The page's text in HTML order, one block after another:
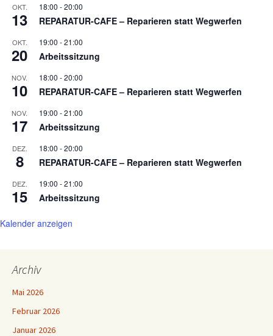
OKT.
13
18:00 -20:00
REPARATUR-CAFE – Reparieren statt Wegwerfen
OKT.
20
19:00 -21:00
Arbeitssitzung
NOV.
10
18:00 -20:00
REPARATUR-CAFE – Reparieren statt Wegwerfen
NOV.
17
19:00 -21:00
Arbeitssitzung
DEZ.
8
18:00 -20:00
REPARATUR-CAFE – Reparieren statt Wegwerfen
DEZ.
15
19:00 -21:00
Arbeitssitzung
Kalender anzeigen
Archiv
Mai 2026
Februar 2026
Januar 2026